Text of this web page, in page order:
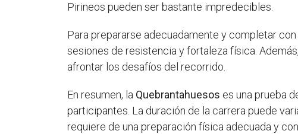
Pirineos pueden ser bastante impredecibles.
Para prepararse adecuadamente y completar
sesiones de resistencia y fortaleza física.
afrontar los desafíos del recorrido.
En resumen, la Quebrantahuesos es una prueba
participantes. La duración de la carrera puede
requiere de una preparación física adecuada y